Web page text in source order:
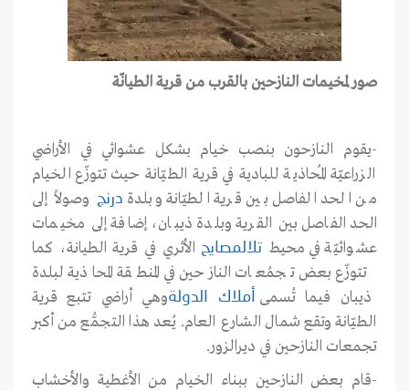
صور لمخيمات النازحين بالقرب من قرية الطيانّة
-يقوم النازحون بنصب خيام بشكل عشوائي في الأراضي
الزراعيّة المُحاذية للبادية في قرية الطيّانة حيث تتوزّع الخيام
من الحد الفاصل بين قرية الطيّانة وبلدة درنج وصولاً إلى
الحد الفاصل بين القرية وبلدة ذيبان، إضافة إلى مخيمات
عشوائيّة في محيط تلالمصايح الأثري في قرية الطيانة، كما
تتوزّع بعض تجمُعات النازحين في المنطقة المحاذية لبلدة
ذيبان فيما تُسمى أملاك الدولةوهي أراضي تتبع قرية
الطيّانة وتقع شمال الشارع العام. يُعد هذا التجمُّع من أكبر
تجمعات النازحين في ديرالزور.
-قام بعض النازحين ببناء الخيام من الأغطية والأخشاب